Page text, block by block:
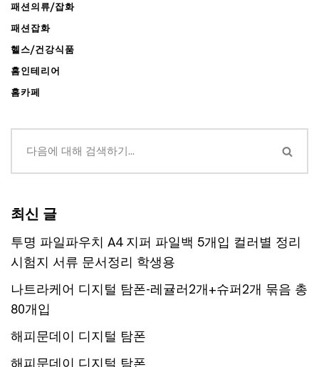
패션의류/잡화
패션잡화
헬스/건강식품
홈인테리어
홈카페
최신 글
투명 파일파우치 A4 지퍼 파일백 5개입 컬러별 정리
시험지 서류 문서정리 학생용
나트라케어 디지털 탐폰-레귤러2개+슈퍼2개 묶음 총
80개입
해피문데이 디지털 탐폰
해피문데이 디지털 탐폰